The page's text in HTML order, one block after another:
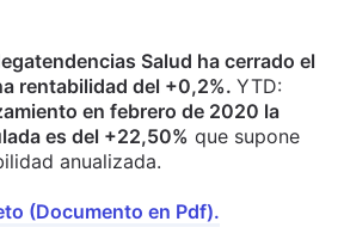
Salud ha cerrado el
rentabilidad del +0,2%. YTD:
en febrero de 2020 la
es del +22,50% que supone
anualizada.
(Documento en Pdf).